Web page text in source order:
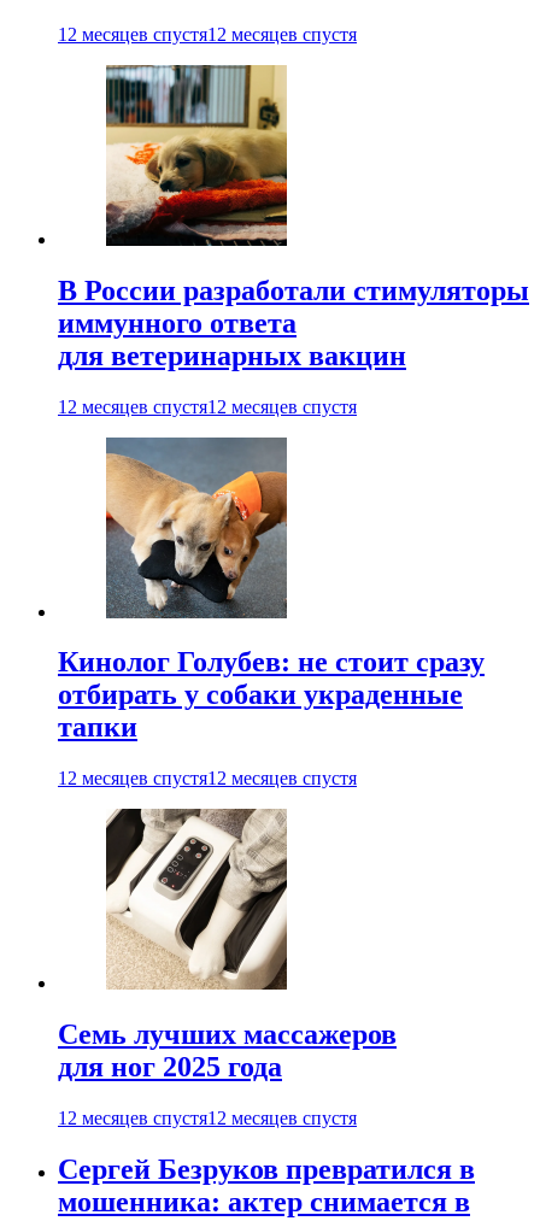
12 месяцев спустя12 месяцев спустя
В России разработали стимуляторы
иммунного ответа
для ветеринарных вакцин
12 месяцев спустя12 месяцев спустя
Кинолог Голубев: не стоит сразу
отбирать у собаки украденные
тапки
12 месяцев спустя12 месяцев спустя
Семь лучших массажеров
для ног 2025 года
12 месяцев спустя12 месяцев спустя
Сергей Безруков превратился в
мошенника: актер снимается в